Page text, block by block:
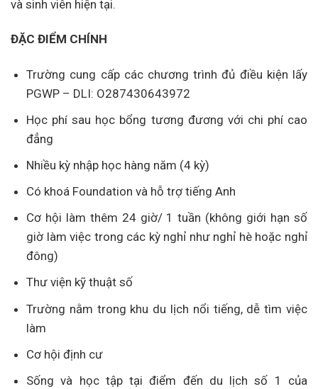
và sinh viên hiện tại.
ĐẶC ĐIỂM CHÍNH
Trường cung cấp các chương trình đủ điều kiện lấy
PGWP – DLI: O287430643972
Học phí sau học bổng tương đương với chi phí cao
đẳng
Nhiều kỳ nhập học hàng năm (4 kỳ)
Có khoá Foundation và hỗ trợ tiếng Anh
Cơ hội làm thêm 24 giờ/ 1 tuần (không giới hạn số
giờ làm việc trong các kỳ nghỉ như nghỉ hè hoặc nghỉ
đông)
Thư viện kỹ thuật số
Trường nằm trong khu du lịch nổi tiếng, dễ tìm việc
làm
Cơ hội định cư
Sống và học tập tại điểm đến du lịch số 1 của